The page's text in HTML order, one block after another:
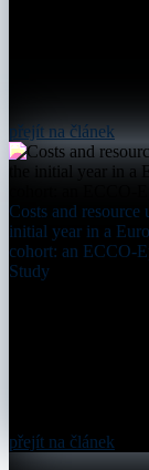
přejít na článek
Costs and
initial year in a
cohort: an ECCO-
Study
přejít na článek